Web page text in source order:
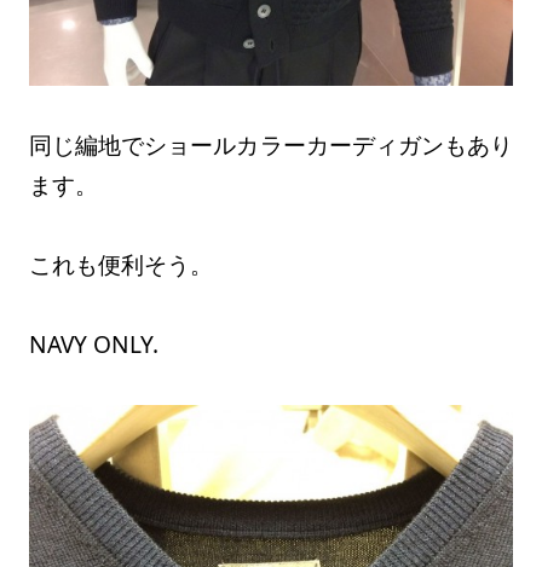
同じ編地でショールカラーカーディガンもあり
ます。
これも便利そう。
NAVY ONLY.